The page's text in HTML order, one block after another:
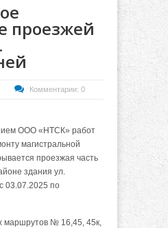
проезжей
Комментарии: 0
ООО «НТСК» работ
магистральной
проезжая часть
здания ул.
03.07.2025 по
маршрутов № 16,45, 45к,